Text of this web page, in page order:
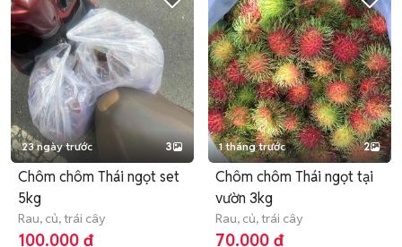
23 ngày trước 3
Chôm chôm Thái ngọt set
5kg
Rau, củ, trái cây
100.000 đ
1 tháng trước 2
Chôm chôm Thái ngọt tại
vườn 3kg
Rau, củ, trái cây
70.000 đ